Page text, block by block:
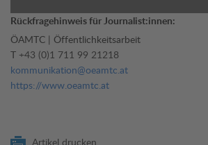
Rückfragehinweis für Journalist:innen:
ÖAMTC | Öffentlichkeitsarbeit
T +43 (0)1 711 99 21218
kommunikation@oeamtc.at
https://www.oeamtc.at
Artikel drucken